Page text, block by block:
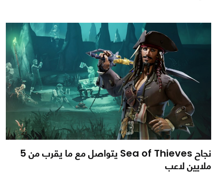
860
0
0
نجاح Sea of Thieves يتواصل مع ما يقرب من 5
ملايين لاعب